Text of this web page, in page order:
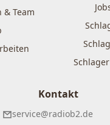
& Team
Kontakt
service@radiob2.de